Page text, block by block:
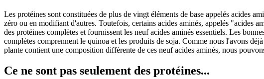
Les protéines sont constituées de plus de vingt éléments de base appelés acides
zéro ou en modifiant d'autres. Toutefois, certains acides aminés, appelés "acides
des protéines complètes et fournissent les neuf acides aminés essentiels. Les
complètes comprennent le quinoa et les produits de soja. Comme nous l'avons
plante contient une composition différente de ces neuf acides aminés, nous
Ce ne sont pas seulement des protéines...